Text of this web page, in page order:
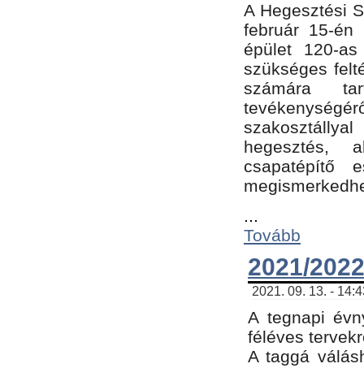
A Hegesztési
február 15-
épület 120-
szükséges
számára
hegesztés,
csapatépítő
...
Tovább
2021/
2021. 09. 13. -
A tegnapi
féléves
A taggá